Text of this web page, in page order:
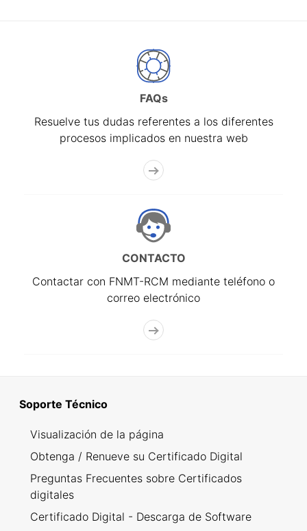
FAQs
Resuelve tus dudas referentes a los diferentes
procesos implicados en nuestra web
CONTACTO
Contactar con FNMT-RCM mediante teléfono o
correo electrónico
Soporte Técnico
Visualización de la página
Obtenga / Renueve su Certificado Digital
Preguntas Frecuentes sobre Certificados
digitales
Certificado Digital - Descarga de Software